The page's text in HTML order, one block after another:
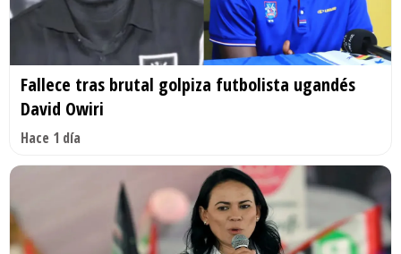
Fallece tras brutal golpiza futbolista ugandés
David Owiri
Hace 1 día